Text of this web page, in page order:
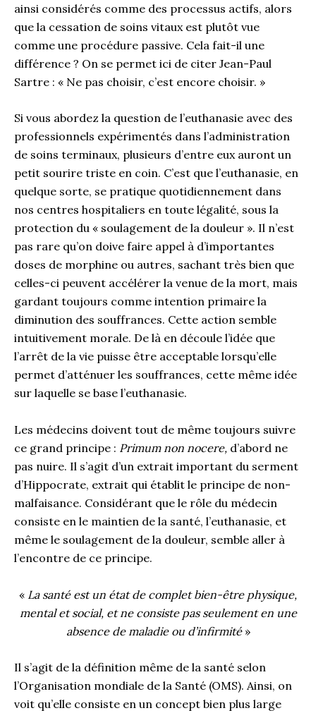
ainsi considérés comme des processus actifs, alors
que la cessation de soins vitaux est plutôt vue
comme une procédure passive. Cela fait-il une
différence ? On se permet ici de citer Jean-Paul
Sartre : « Ne pas choisir, c’est encore choisir. »
Si vous abordez la question de l’euthanasie avec des
professionnels expérimentés dans l’administration
de soins terminaux, plusieurs d’entre eux auront un
petit sourire triste en coin. C’est que l’euthanasie, en
quelque sorte, se pratique quotidiennement dans
nos centres hospitaliers en toute légalité, sous la
protection du « soulagement de la douleur ». Il n’est
pas rare qu’on doive faire appel à d’importantes
doses de morphine ou autres, sachant très bien que
celles-ci peuvent accélérer la venue de la mort, mais
gardant toujours comme intention primaire la
diminution des souffrances. Cette action semble
intuitivement morale. De là en découle l’idée que
l’arrêt de la vie puisse être acceptable lorsqu’elle
permet d’atténuer les souffrances, cette même idée
sur laquelle se base l’euthanasie.
Les médecins doivent tout de même toujours suivre
ce grand principe : Primum non nocere, d’abord ne
pas nuire. Il s’agit d’un extrait important du serment
d’Hippocrate, extrait qui établit le principe de non-
malfaisance. Considérant que le rôle du médecin
consiste en le maintien de la santé, l’euthanasie, et
même le soulagement de la douleur, semble aller à
l’encontre de ce principe.
« La santé est un état de complet bien-être physique,
mental et social, et ne consiste pas seulement en une
absence de maladie ou d’infirmité »
Il s’agit de la définition même de la santé selon
l’Organisation mondiale de la Santé (OMS). Ainsi, on
voit qu’elle consiste en un concept bien plus large